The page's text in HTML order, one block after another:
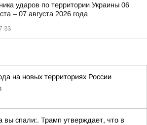
ударов по территории Украины 06
– 07 августа 2026 года
на новых территориях России
вы спали:. Трамп утверждает, что в